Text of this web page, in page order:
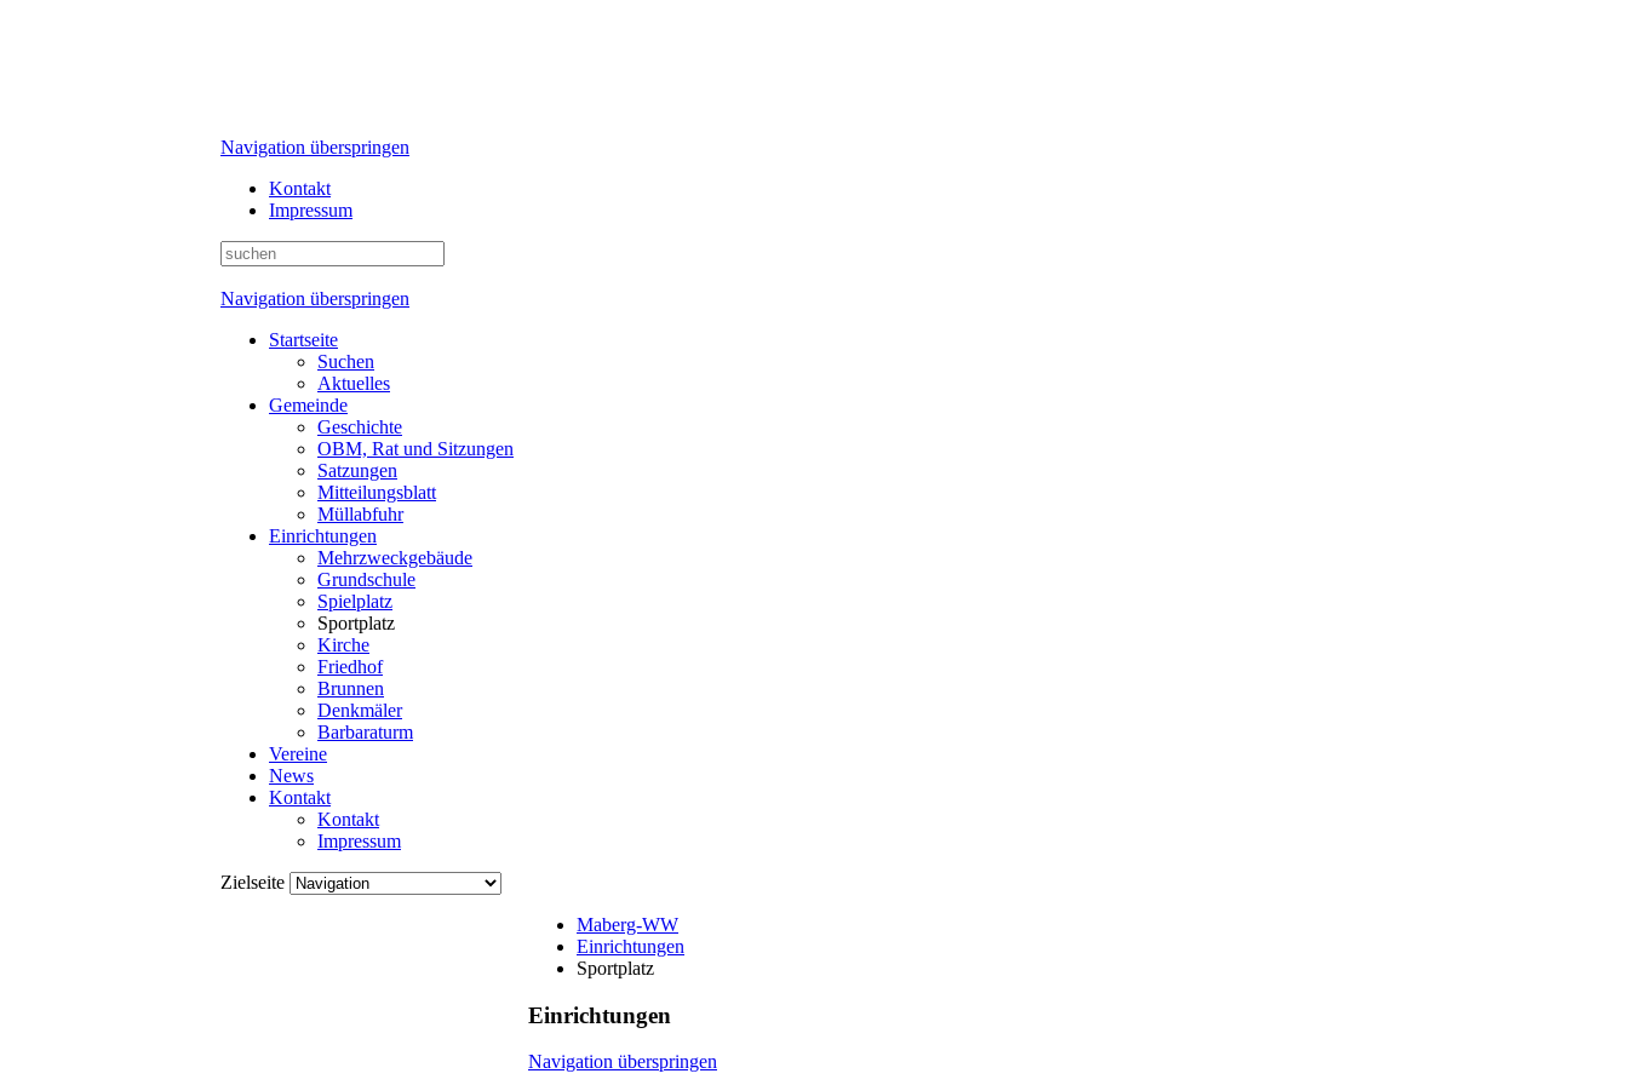
Navigation überspringen
Kontakt
Impressum
Navigation überspringen
Startseite
Suchen
Aktuelles
Gemeinde
Geschichte
OBM, Rat und Sitzungen
Satzungen
Mitteilungsblatt
Müllabfuhr
Einrichtungen
Mehrzweckgebäude
Grundschule
Spielplatz
Sportplatz
Kirche
Friedhof
Brunnen
Denkmäler
Barbaraturm
Vereine
News
Kontakt
Kontakt
Impressum
Zielseite
Maberg-WW
Einrichtungen
Sportplatz
Einrichtungen
Navigation überspringen